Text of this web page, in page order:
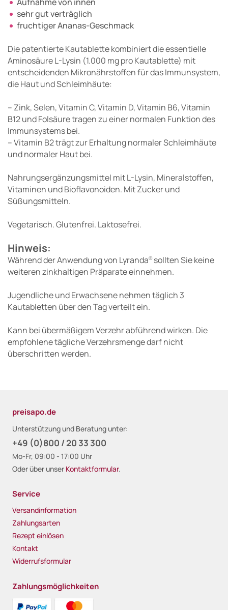
sehr gut verträglich
fruchtiger Ananas-Geschmack
Die patentierte Kautablette kombiniert die essentielle
Aminosäure L-Lysin (1.000 mg pro Kautablette) mit
entscheidenden Mikronährstoffen für das Immunsystem,
die Haut und Schleimhäute:
– Zink, Selen, Vitamin C, Vitamin D, Vitamin B6, Vitamin
B12 und Folsäure tragen zu einer normalen Funktion des
Immunsystems bei.
– Vitamin B2 trägt zur Erhaltung normaler Schleimhäute
und normaler Haut bei.
Nahrungsergänzungsmittel mit L-Lysin, Mineralstoffen,
Vitaminen und Bioflavonoiden. Mit Zucker und
Süßungsmitteln.
Vegetarisch. Glutenfrei. Laktosefrei.
Hinweis:
Während der Anwendung von Lyranda®sollten Sie keine
weiteren zinkhaltigen Präparate einnehmen.
Jugendliche und Erwachsene nehmen täglich 3
Kautabletten über den Tag verteilt ein.
Kann bei übermäßigem Verzehr abführend wirken. Die
empfohlene tägliche Verzehrsmenge darf nicht
überschritten werden.
preisapo.de
Unterstützung und Beratung unter:
+49 (0)800 / 20 33 300
Mo-Fr, 09:00 - 17:00 Uhr
Oder über unser Kontaktformular.
Service
Versandinformation
Zahlungsarten
Rezept einlösen
Kontakt
Widerrufsformular
Zahlungsmöglichkeiten